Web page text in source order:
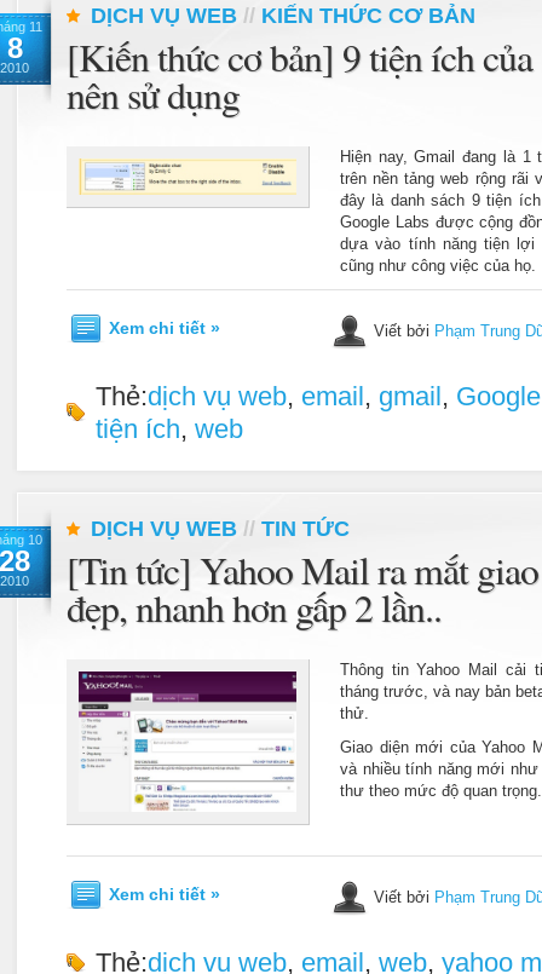
11
8
2010
DỊCH VỤ WEB // KIẾN THỨC CƠ BẢN
[Kiến thức cơ bản] 9 tiện ích
nên sử dụng
Hiện nay, Gmail đang là 1
trên nền tảng web rộng rãi
đây là danh sách 9 tiện
Google Labs được cộng
dựa vào tính năng tiện lợi
cũng như công việc của họ.
Xem chi tiết » Viết bởi Phạm Trung
Thẻ:dịch vụ web, email, gmail, Google
tiện ích, web
10
28
2010
DỊCH VỤ WEB // TIN TỨC
[Tin tức] Yahoo Mail ra mắt
đẹp, nhanh hơn gấp 2 lần..
Thông tin Yahoo Mail cải
tháng trước, và nay bản
thử.
Giao diện mới của Yahoo
và nhiều tính năng mới
thư theo mức độ quan trọng.
Xem chi tiết » Viết bởi Phạm Trung
Thẻ:dịch vụ web, email, web, yahoo